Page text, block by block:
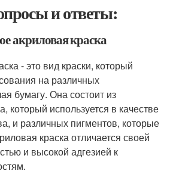
и ответы:
акриловая краска
- это вид краски, который
на различных
бумагу. Она состоит из
который используется в качестве
и различных пигментов, которые
краска отличается своей
и высокой адгезией к